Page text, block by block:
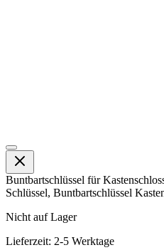
Buntbartschlüssel für
Schlüssel, Buntbartschlüssel
Nicht auf Lager
Lieferzeit: 2-5 Werktage